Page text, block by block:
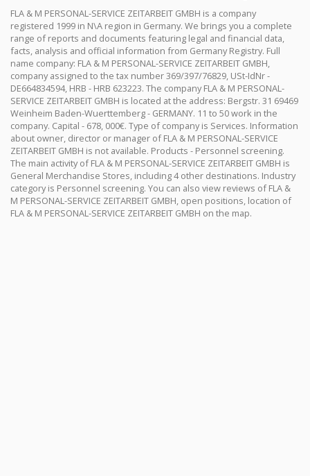
FLA & M PERSONAL-SERVICE ZEITARBEIT GMBH is a company
registered 1999 in N\A region in Germany. We brings you a complete
range of reports and documents featuring legal and financial data,
facts, analysis and official information from Germany Registry. Full
name company: FLA & M PERSONAL-SERVICE ZEITARBEIT GMBH,
company assigned to the tax number 369/397/76829, USt-IdNr -
DE664834594, HRB - HRB 623223. The company FLA & M PERSONAL-
SERVICE ZEITARBEIT GMBH is located at the address: Bergstr. 31 69469
Weinheim Baden-Wuerttemberg - GERMANY. 11 to 50 work in the
company. Capital - 678, 000€. Type of company is Services. Information
about owner, director or manager of FLA & M PERSONAL-SERVICE
ZEITARBEIT GMBH is not available. Products - Personnel screening.
The main activity of FLA & M PERSONAL-SERVICE ZEITARBEIT GMBH is
General Merchandise Stores, including 4 other destinations. Industry
category is Personnel screening. You can also view reviews of FLA &
M PERSONAL-SERVICE ZEITARBEIT GMBH, open positions, location of
FLA & M PERSONAL-SERVICE ZEITARBEIT GMBH on the map.